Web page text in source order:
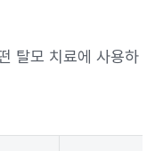
탈모 치료에 사용하